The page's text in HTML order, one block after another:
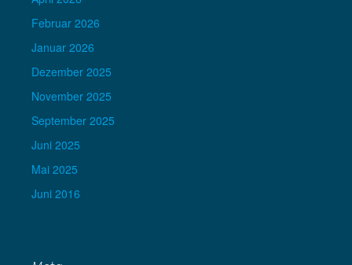
Februar 2026
Januar 2026
Dezember 2025
November 2025
September 2025
Juni 2025
Mai 2025
Juni 2016